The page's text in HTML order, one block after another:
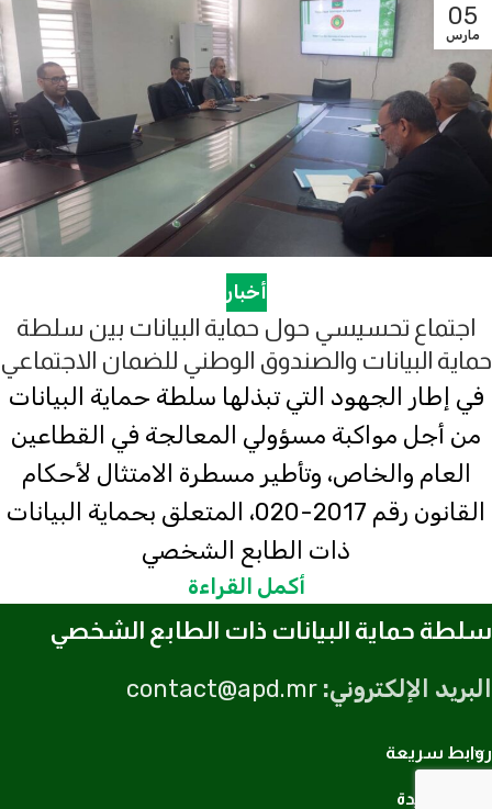
05
مارس
أخبار
اجتماع تحسيسي حول حماية البيانات بين سلطة
حماية البيانات والصندوق الوطني للضمان الاجتماعي
في إطار الجهود التي تبذلها سلطة حماية البيانات
من أجل مواكبة مسؤولي المعالجة في القطاعين
العام والخاص، وتأطير مسطرة الامتثال لأحكام
القانون رقم 2017-020، المتعلق بحماية البيانات
ذات الطابع الشخصي
أكمل القراءة
سلطة حماية البيانات ذات الطابع الشخصي
البريد الإلكتروني: contact@apd.mr
روابط سريعة
روابط مفيدة